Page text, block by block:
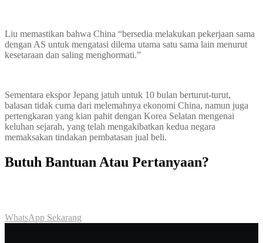
Liu memastikan bahwa China “bersedia melakukan pekerjaan sama
dengan AS untuk mengatasi dilema utama satu sama lain menurut
kesetaraan dan saling menghormati.”
Sementara ekspor Jepang jatuh untuk 10 bulan berturut-turut,
balasan tidak cuma dari melemahnya ekonomi China, namun juga
pertengkaran yang kian pahit dengan Korea Selatan mengenai
keluhan sejarah, yang telah mengakibatkan kedua negara
memaksakan tindakan pembatasan jual beli.
Butuh Bantuan Atau Pertanyaan?
WhatsApp Sekarang